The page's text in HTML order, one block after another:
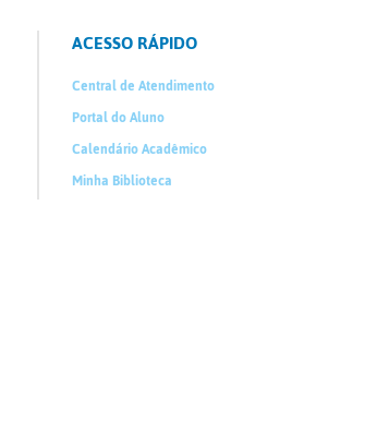
ACESSO RÁPIDO
Central de Atendimento
Portal do Aluno
Calendário Acadêmico
Minha Biblioteca